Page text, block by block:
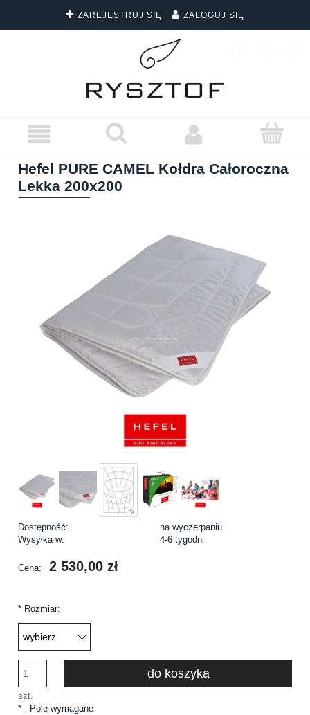
ZAREJESTRUJ SIĘ ZALOGUJ SIĘ
DARMOWA DOSTAWA WSZYSTKICH ZAMÓWIEŃ
Hefel PURE CAMEL Kołdra Całoroczna
Lekka 200x200
Dostępność:
na wyczerpaniu
Wysyłka w:
4-6 tygodni
Cena: 2 530,00 zł
* Rozmiar:
szt.
do koszyka
* - Pole wymagane